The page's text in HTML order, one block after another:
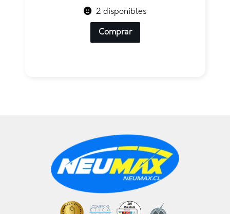
2 disponibles
Comprar